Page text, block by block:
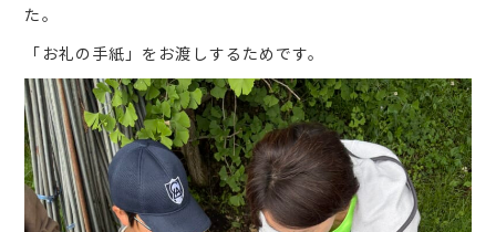
た。
「お礼の手紙」をお渡しするためです。